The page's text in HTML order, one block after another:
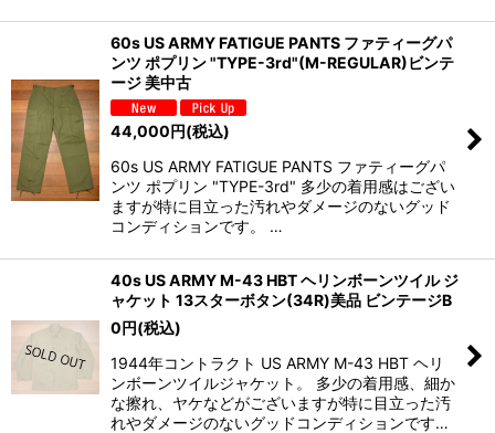
60s US ARMY FATIGUE PANTS ファティーグパ
ンツ ポプリン "TYPE-3rd"(M-REGULAR)ビンテ
ージ 美中古
44,000円(税込)
60s US ARMY FATIGUE PANTS ファティーグパ
ンツ ポプリン "TYPE-3rd" 多少の着用感はござい
ますが特に目立った汚れやダメージのないグッド
コンディションです。 …
40s US ARMY M-43 HBT ヘリンボーンツイル ジ
ャケット 13スターボタン(34R)美品 ビンテージB
0円(税込)
1944年コントラクト US ARMY M-43 HBT ヘリ
ンボーンツイルジャケット。 多少の着用感、細か
な擦れ、ヤケなどがございますが特に目立った汚
れやダメージのないグッドコンディションです…